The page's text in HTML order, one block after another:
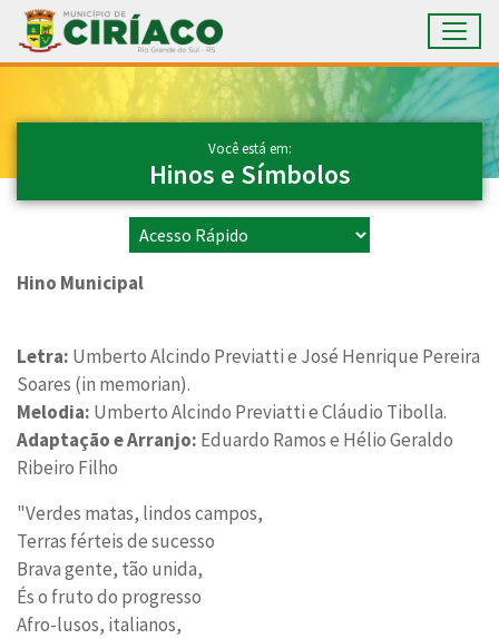
Ir para conteúdo principal
Conteúdo Principal
Você está em:
Hinos e Símbolos
Hino Municipal
Letra: Umberto Alcindo Previatti e José Henrique Pereira
Soares (in memorian).
Melodia: Umberto Alcindo Previatti e Cláudio Tibolla.
Adaptação e Arranjo: Eduardo Ramos e Hélio Geraldo
Ribeiro Filho
"Verdes matas, lindos campos,
Terras férteis de sucesso
Brava gente, tão unida,
És o fruto do progresso
Afro-lusos, italianos,